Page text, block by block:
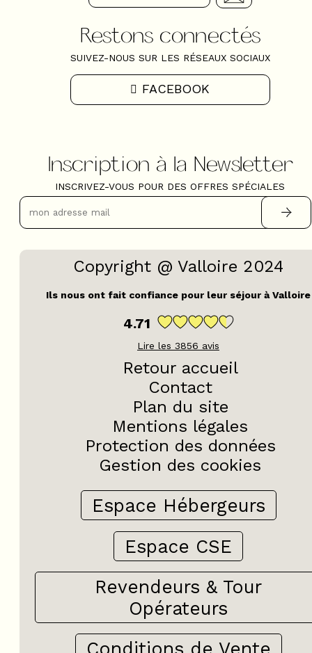
Restons connectés
SUIVEZ-NOUS SUR LES RÉSEAUX SOCIAUX
FACEBOOK
Inscription à la Newsletter
INSCRIVEZ-VOUS POUR DES OFFRES SPÉCIALES
Copyright @ Valloire 2024
Ils nous ont fait confiance pour leur séjour à Valloire
4.71
Lire les 3856 avis
Retour accueil
Contact
Plan du site
Mentions légales
Protection des données
Gestion des cookies
Espace Hébergeurs
Espace CSE
Revendeurs & Tour
Opérateurs
Conditions de Vente